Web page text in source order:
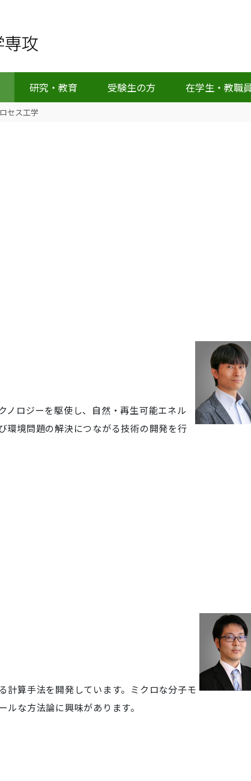
研究・教育 受験生の方 在学生・教職
セス工学
ノロジーを駆使し、自然・再生可能エネル
環境問題の解決につながる技術の開発を行
計算手法を開発しています。ミクロな分子モ
な方法論に興味があります。